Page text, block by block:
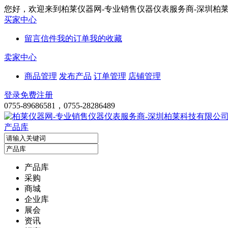
您好，欢迎来到柏莱仪器网-专业销售仪器仪表服务商-深圳柏
买家中心
留言信件我的订单我的收藏
卖家中心
商品管理 发布产品 订单管理 店铺管理
登录免费注册
0755-89686581，0755-28286489
产品库
产品库
采购
商城
企业库
展会
资讯